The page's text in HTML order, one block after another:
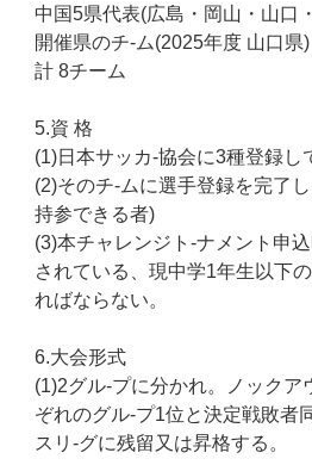
中国5県代表(広島・岡山・山口
開催県のチ-ム(2025年度 山口県
計 8チーム
5.資 格
(1)日本サッカ-協会に3種登録し
(2)そのチ-ムに選手登録を完了
持参できる者)
(3)本チャレンジト-ナメント申
されている、現中学1年生以下
ればならない。
6.大会形式
(1)2グル-プに分かれ。ノックア
ぞれのグル-プ1位と決定戦敗者
スリ-グに残留又は昇格する。